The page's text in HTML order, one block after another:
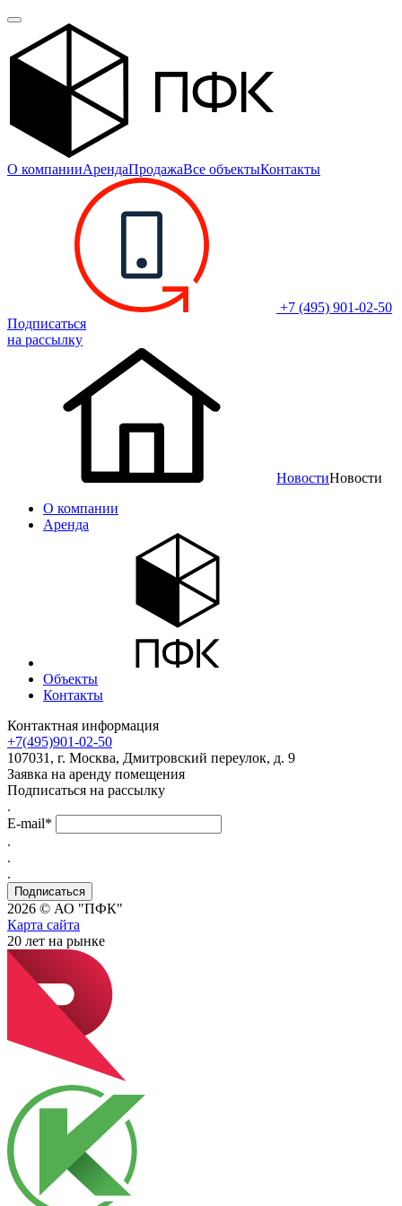
О компанииАрендаПродажаВсе объектыКонтакты
+7 (495) 901-02-50
Подписаться
на рассылку
НовостиНовости
О компании
Аренда
Объекты
Контакты
Контактная информация
+7(495)901-02-50
107031, г. Москва, Дмитровский переулок, д. 9
Заявка на аренду помещения
Подписаться на рассылку
.
E-mail*
.
.
.
2026 © АО "ПФК"
Карта сайта
20 лет на рынке